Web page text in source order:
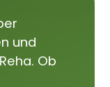
und
Ob